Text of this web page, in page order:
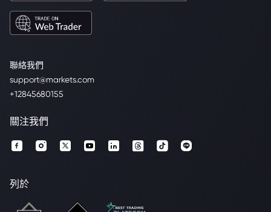
聯絡我們
support@markets.com
+12845680155
關注我們
列於